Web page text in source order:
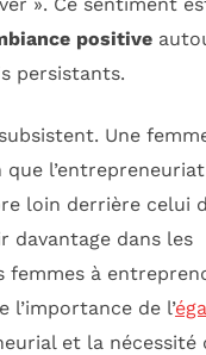
». Ce sentiment
positive
persistants.
Une
loin derrière celui
davantage dans les
femmes à
de l’
et la nécessité